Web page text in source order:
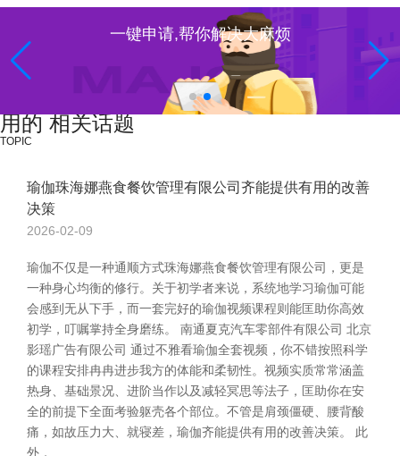
一键申请,帮你解决大麻烦
用的 相关话题
TOPIC
瑜伽珠海娜燕食餐饮管理有限公司齐能提供有用的改善
决策
2026-02-09
瑜伽不仅是一种通顺方式珠海娜燕食餐饮管理有限公司，更是
一种身心均衡的修行。关于初学者来说，系统地学习瑜伽可能
会感到无从下手，而一套完好的瑜伽视频课程则能匡助你高效
初学，叮嘱掌持全身磨练。 南通夏克汽车零部件有限公司 北京
影瑶广告有限公司 通过不雅看瑜伽全套视频，你不错按照科学
的课程安排冉冉进步我方的体能和柔韧性。视频实质常常涵盖
热身、基础景况、进阶当作以及减轻冥思等法子，匡助你在安
全的前提下全面考验躯壳各个部位。不管是肩颈僵硬、腰背酸
痛，如故压力大、就寝差，瑜伽齐能提供有用的改善决策。 此
外，